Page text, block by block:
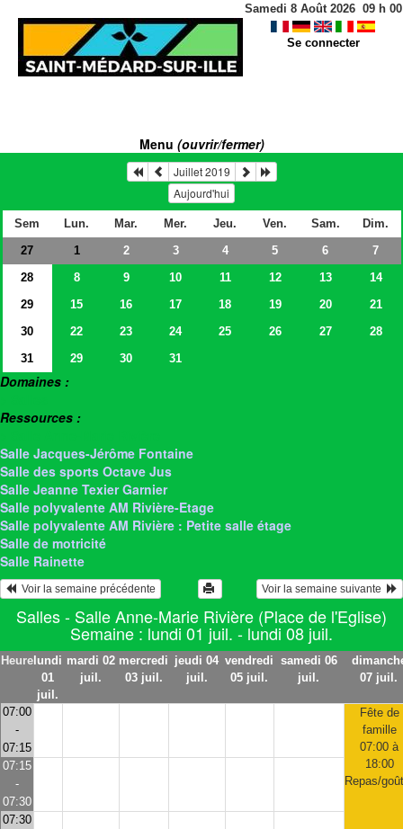
Samedi 8 Août 2026 09h 00
Se connecter
Menu (ouvrir/fermer)
Juillet 2019
Aujourd'hui
Sem Lun. Mar. Mer. Jeu. Ven. Sam.
Dim.
27
1 2 3 4 5 6
7
28
8 9 10 11 12 13
14
29
15 16 17 18 19 20
21
30
22 23 24 25 26 27
28
31
29 30 31
Domaines :
Ressources :
Salle Jacques-Jérôme Fontaine
Salle des sports Octave Jus
Salle Jeanne Texier Garnier
Salle polyvalente AM Rivière-Etage
Salle polyvalente AM Rivière : Petite salle étage
Salle de motricité
Salle Rainette
  Voir la semaine précédente
Voir la semaine suivante
Salles - Salle Anne-Marie Rivière (Place de l'Eglise)
Semaine : lundi 01 juil. - lundi 08 juil.
Heurelundi
01
juil.
mardi 02
juil.
mercredi
03 juil.
jeudi 04
juil.
vendredi
05 juil.
samedi 06
juil.
07 juil.
07:00
-
07:15
Fête de
famille
07:00 à
18:00
Repas/
07:15
-
07:30
07:30